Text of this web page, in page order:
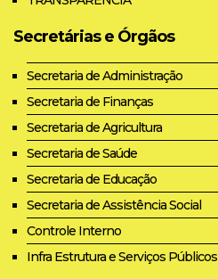
Secretárias e Órgãos
Secretaria de Administração
Secretaria de Finanças
Secretaria de Agricultura
Secretaria de Saúde
Secretaria de Educação
Secretaria de Assistência Social
Controle Interno
Infra Estrutura e Serviços Públicos